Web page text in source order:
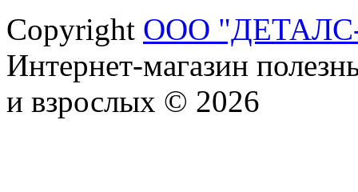
Copyright ООО
Интернет-магазин
и взрослых © 2026